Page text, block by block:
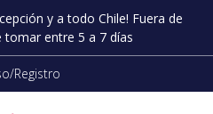
y a todo Chile! Fuera de
tomar entre 5 a 7 días
Registro